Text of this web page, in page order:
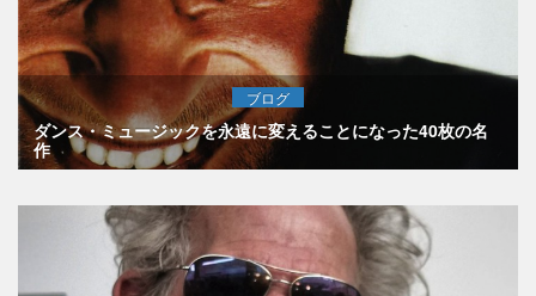
ブログ
ダンス・ミュージックを永遠に変えることになった40枚の名
作